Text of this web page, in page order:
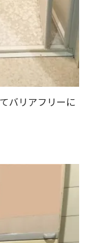
バリアフリーに